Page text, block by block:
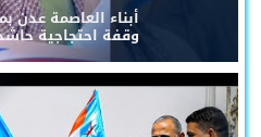
أبناء العاصمة عدن
وقفة احتجاجية